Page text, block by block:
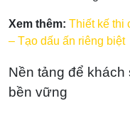
Xem thêm: Thiết kế thi
– Tạo dấu ấn riêng biệt
Nền tảng để
bền vững